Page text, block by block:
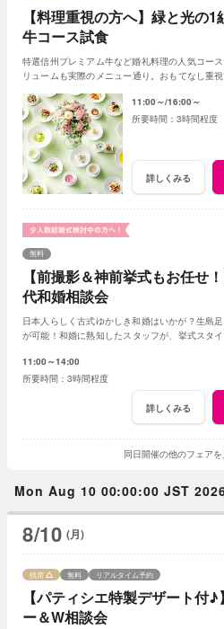
【料理重視の方へ】緑と光の
牛コース試食
特選信州プレミアム牛など婚礼料理の人気コー
リュームも実際のメニュー通り。おもてなし重
11:00～ 16:00～
3時間程度
詳しくみる
【前撮影＆神前挙式もお任せ
代和婚相談会
無料
日本人らしく古式ゆかしき和婚はいかが？生島
が可能！和婚に熟知したスタッフが、挙式スタ
11:00～14:00
3時間程度
詳しくみる
同日開催の他のフェア
Mon Aug 10 00:00:00 JST 2026
8/10 (月)
【パティシエ特製デザート付
ー＆W相談会
残席 無料 リアルタイム予約